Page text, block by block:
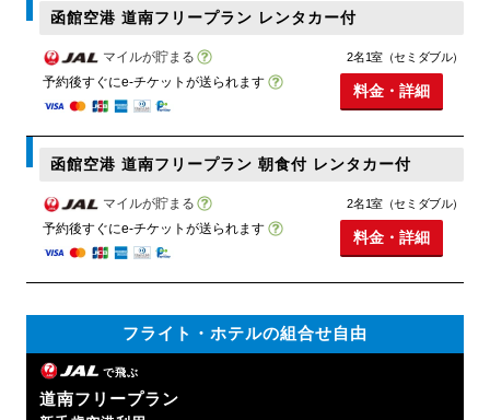
函館空港 道南フリープラン レンタカー付
マイルが貯まる
予約後すぐにe-チケットが送られます
2名1室（セミダブル）
料金・詳細
函館空港 道南フリープラン 朝食付 レンタカー付
マイルが貯まる
予約後すぐにe-チケットが送られます
2名1室（セミダブル）
料金・詳細
フライト・ホテルの組合せ自由
で飛ぶ
道南フリープラン